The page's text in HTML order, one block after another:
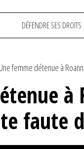
DÉFENDRE SES DROITS
Une femme détenue à
à
faute